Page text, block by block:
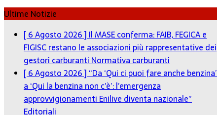
Ultime Notizie
[ 6 Agosto 2026 ] Il MASE conferma: FAIB, FEGICA e
FIGISC restano le associazioni più rappresentative dei
gestori carburanti Normativa carburanti
[ 6 Agosto 2026 ] “Da ‘Qui ci puoi fare anche benzina’
a ‘Qui la benzina non c’è’: l’emergenza
approvvigionamenti Enilive diventa nazionale”
Editoriali